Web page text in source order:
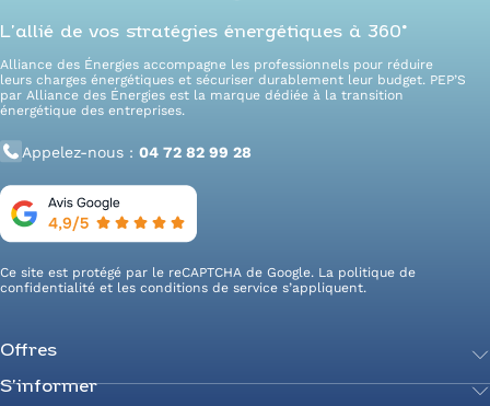
L’allié de vos stratégies énergétiques à 360°
Alliance des Énergies accompagne les professionnels pour réduire
leurs charges énergétiques et sécuriser durablement leur budget. PEP’S
par Alliance des Énergies est la marque dédiée à la transition
énergétique des entreprises.
Appelez-nous : 04 72 82 99 28
Ce site est protégé par le reCAPTCHA de Google. La politique de
confidentialité et les conditions de service s’appliquent.
Offres
Achetez votre énergie
S’informer